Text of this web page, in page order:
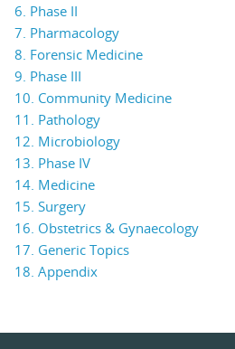
6. Phase II
7. Pharmacology
8. Forensic Medicine
9. Phase III
10. Community Medicine
11. Pathology
12. Microbiology
13. Phase IV
14. Medicine
15. Surgery
16. Obstetrics & Gynaecology
17. Generic Topics
18. Appendix